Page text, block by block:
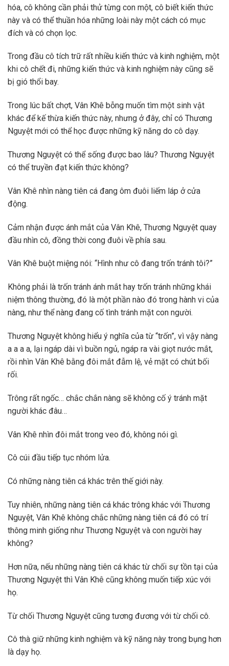
hóa, cô không cần phải thử từng con một, cô biết kiến ​​thức
này và có thể thuần hóa những loài này một cách có mục
đích và có chọn lọc.
Trong đầu cô tích trữ rất nhiều kiến ​​thức và kinh nghiệm, một
khi cô chết đi, những kiến ​​thức và kinh nghiệm này cũng sẽ
bị gió thổi bay.
Trong lúc bất chợt, Vân Khê bỗng muốn tìm một sinh vật
khác để kế thừa kiến ​​thức này, nhưng ở đây, chỉ có Thương
Nguyệt mới có thể học được những kỹ năng do cô dạy.
Thương Nguyệt có thể sống được bao lâu? Thương Nguyệt
có thể truyền đạt kiến thức không?
Vân Khê nhìn nàng tiên cá đang ôm đuôi liếm láp ở cửa
động.
Cảm nhận được ánh mắt của Vân Khê, Thương Nguyệt quay
đầu nhìn cô, đồng thời cong đuôi về phía sau.
Vân Khê buột miệng nói: “Hình như cô đang trốn tránh tôi?”
Không phải là trốn tránh ánh mắt hay trốn tránh những khái
niệm thông thường, đó là một phần nào đó trong hành vi của
nàng, như thể nàng đang cố tình tránh mặt con người.
Thương Nguyệt không hiểu ý nghĩa của từ “trốn”, vì vậy nàng
a a a a, lại ngáp dài vì buồn ngủ, ngáp ra vài giọt nước mắt,
rồi nhìn Vân Khê bằng đôi mắt đẫm lệ, vẻ mặt có chút bối
rối.
Trông rất ngốc… chắc chắn nàng sẽ không cố ý tránh mặt
người khác đâu…
Vân Khê nhìn đôi mắt trong veo đó, không nói gì.
Cô cúi đầu tiếp tục nhóm lửa.
Có những nàng tiên cá khác trên thế giới này.
Tuy nhiên, những nàng tiên cá khác trông khác với Thương
Nguyệt, Vân Khê không chắc những nàng tiên cá đó có trí
thông minh giống như Thương Nguyệt và con người hay
không?
Hơn nữa, nếu những nàng tiên cá khác từ chối sự tồn tại của
Thương Nguyệt thì Vân Khê cũng không muốn tiếp xúc với
họ.
Từ chối Thương Nguyệt cũng tương đương với từ chối cô.
Cô thà giữ những kinh nghiệm và kỹ năng này trong bụng hơn
là dạy họ.